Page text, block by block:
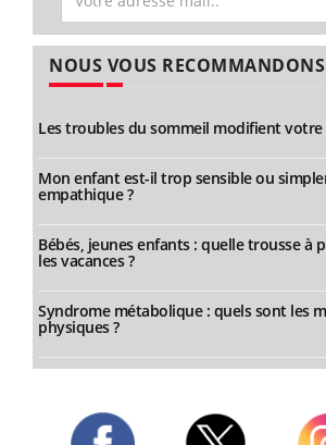
NOUS VOUS RECOMMANDONS
Les troubles du sommeil modifient votre
Mon enfant est-il trop sensible ou
empathique ?
Bébés, jeunes enfants : quelle trousse à
les vacances ?
Syndrome métabolique : quels sont les
physiques ?